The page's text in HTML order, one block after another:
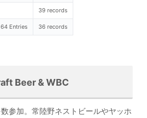
39 records
Entries 36 records
Beer & WBC
参加。常陸野ネストビールやヤッホ